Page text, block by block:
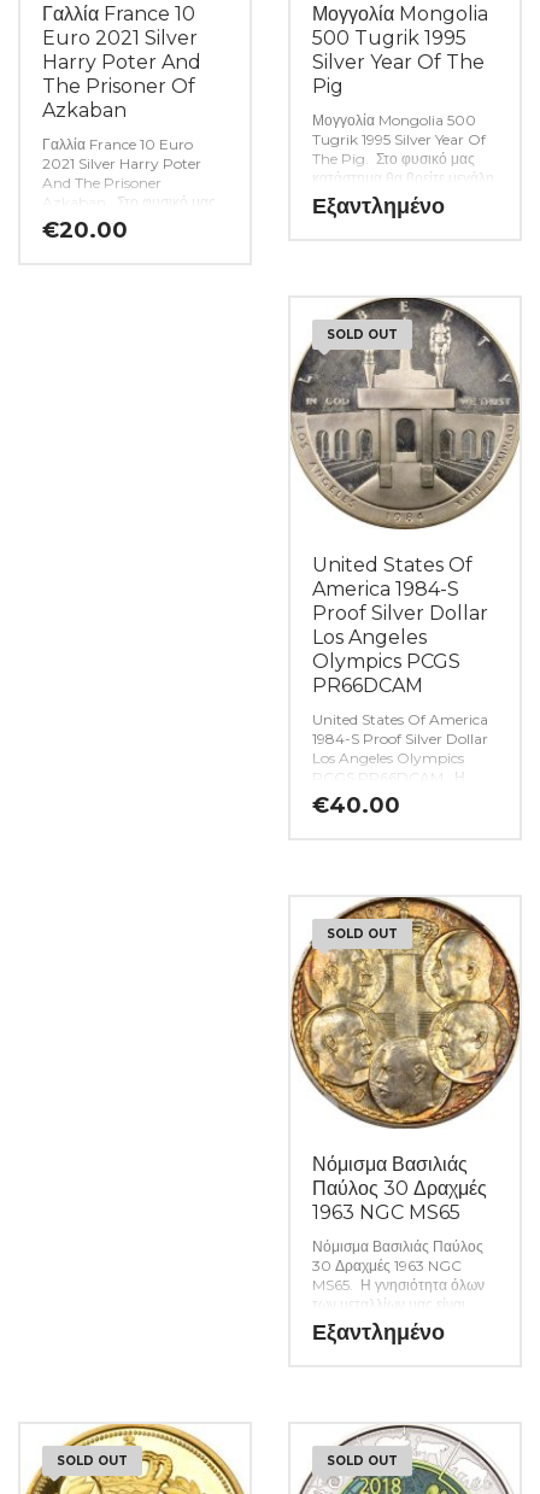
Γαλλία France 10
Euro 2021 Silver
Harry Poter And
The Prisoner Of
Azkaban
Γαλλία France 10 Euro
2021 Silver Harry Poter
And The Prisoner
Azkaban. Στο φυσικό μας
κατάστημα θα βρείτε μεγάλη
ποικιλία ελληνικών και ξένων
€20.00
Μογγολία Mongolia
500 Tugrik 1995
Silver Year Of The
Pig
Μογγολία Mongolia 500
Tugrik 1995 Silver Year Of
The Pig. Στο φυσικό μας
κατάστημα θα βρείτε μεγάλη
ποικιλία ελληνικών και ξένων
νομισμάτων και
Εξαντλημένο
SOLD OUT
United States Of
America 1984-S
Proof Silver Dollar
Los Angeles
Olympics PCGS
PR66DCAM
United States Of America
1984-S Proof Silver Dollar
Los Angeles Olympics
PCGS PR66DCAM. Η
γνησιότητα όλων των
προϊόντων μας είναι
υπάρχουν. (Κωδ. 9459)
€40.00
SOLD OUT
Νόμισμα Βασιλιάς
Παύλος 30 Δραχμές
1963 NGC MS65
Νόμισμα Βασιλιάς Παύλος
30 Δραχμές 1963 NGC
MS65. Η γνησιότητα όλων
των μεταλλίων μας είναι
εγγυημένη εφ όρου ζωής
ενώ τυχόν ιδιαιτερότητες –
Εξαντλημένο
SOLD OUT SOLD OUT